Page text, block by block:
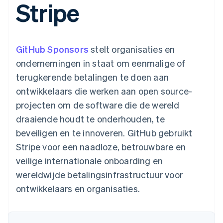
dan 125
Terminal
Boost
Optimaliseer de
acceptatie
Link
Versneld afrekenen
Financial
Connections
Data gekoppelde
rekeningen
Meer
Product roadmap
Ontdek wat er in het verschiet ligt
Marktplaatsen
Geldbeheer
Platforms
Per branche
AI-bedrijven
Creator economy
Horeca, reizen en vrije
tijd
Media en entertainment
Non-profitorganisaties
Professionele
dienstverlening
Detailhandel
Facturatie naar gebruik
bieden
worden gedekt
Diensten voorzien en
beheren met agents
Bronnen
App-integraties
Developerblog
API-status
Productroadmap
Vacatures
Stripe Newsroom
Stripe Press
Contact
Neem contact op
Partner worden
Stripe
GitHub Sponsors stelt organisaties en
ondernemingen in staat om eenmalige of
terugkerende betalingen te doen aan
ontwikkelaars die werken aan open source-
projecten om de software die de wereld
draaiende houdt te onderhouden, te
beveiligen en te innoveren. GitHub gebruikt
Stripe voor een naadloze, betrouwbare en
veilige internationale onboarding en
wereldwijde betalingsinfrastructuur voor
ontwikkelaars en organisaties.